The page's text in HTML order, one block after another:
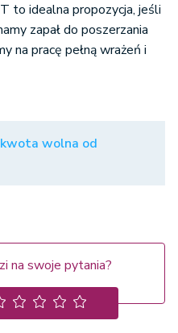
to idealna propozycja, jeśli
zapał do poszerzania
na pracę pełną wrażeń i
wolna od
na swoje pytania?